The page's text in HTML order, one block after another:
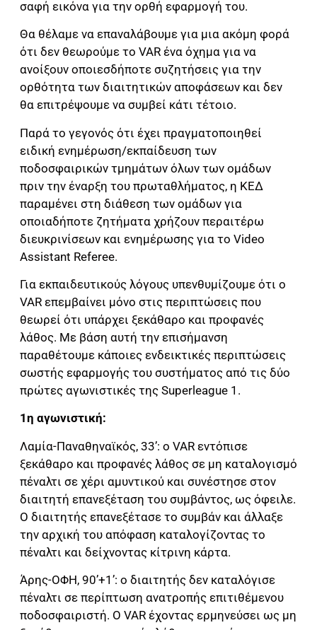
σαφή εικόνα για την ορθή εφαρμογή του.
Θα θέλαμε να επαναλάβουμε για μια ακόμη φορά
ότι δεν θεωρούμε το VAR ένα όχημα για να
ανοίξουν οποιεσδήποτε συζητήσεις για την
ορθότητα των διαιτητικών αποφάσεων και δεν
θα επιτρέψουμε να συμβεί κάτι τέτοιο.
Παρά το γεγονός ότι έχει πραγματοποιηθεί
ειδική ενημέρωση/εκπαίδευση των
ποδοσφαιρικών τμημάτων όλων των ομάδων
πριν την έναρξη του πρωταθλήματος, η ΚΕΔ
παραμένει στη διάθεση των ομάδων για
οποιαδήποτε ζητήματα χρήζουν περαιτέρω
διευκρινίσεων και ενημέρωσης για το Video
Assistant Referee.
Για εκπαιδευτικούς λόγους υπενθυμίζουμε ότι ο
VAR επεμβαίνει μόνο στις περιπτώσεις που
θεωρεί ότι υπάρχει ξεκάθαρο και προφανές
λάθος. Με βάση αυτή την επισήμανση
παραθέτουμε κάποιες ενδεικτικές περιπτώσεις
σωστής εφαρμογής του συστήματος από τις δύο
πρώτες αγωνιστικές της Superleague 1.
1η αγωνιστική:
Λαμία-Παναθηναϊκός, 33’: ο VAR εντόπισε
ξεκάθαρο και προφανές λάθος σε μη καταλογισμό
πέναλτι σε χέρι αμυντικού και συνέστησε στον
διαιτητή επανεξέταση του συμβάντος, ως όφειλε.
Ο διαιτητής επανεξέτασε το συμβάν και άλλαξε
την αρχική του απόφαση καταλογίζοντας το
πέναλτι και δείχνοντας κίτρινη κάρτα.
Άρης-ΟΦΗ, 90’+1’: ο διαιτητής δεν καταλόγισε
πέναλτι σε περίπτωση ανατροπής επιτιθέμενου
ποδοσφαιριστή. Ο VAR έχοντας ερμηνεύσει ως μη